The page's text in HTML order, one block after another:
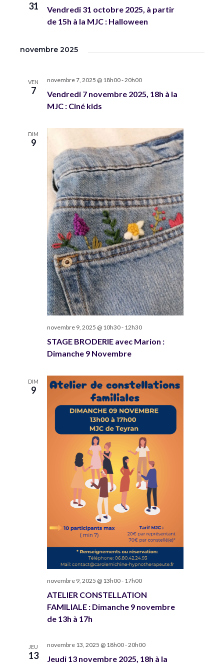
31
Vendredi 31 octobre 2025, à partir
de 15h à la MJC : Halloween
novembre 2025
VEN
7
Vendredi 7 novembre 2025, 18h à la
MJC : Ciné kids
novembre 7, 2025 @ 18h00-20h00
DIM
9
STAGE BRODERIE avec Marion :
Dimanche 9 Novembre
novembre 9, 2025 @ 10h30- 12h30
DIM
9
ATELIER CONSTELLATION
FAMILIALE : Dimanche 9 novembre
de 13h à 17h
novembre 9, 2025 @ 13h00- 17h00
JEU
13
Jeudi 13 novembre 2025, 18h à la
novembre 13, 2025 @ 18h00-20h00